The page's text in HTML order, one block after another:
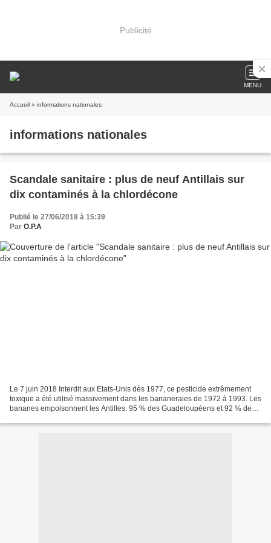
Publicité
MENU
Accueil » informations nationales
informations nationales
Scandale sanitaire : plus de neuf Antillais sur
dix contaminés à la chlordécone
Publié le 27/06/2018 à 15:39
Par O.P.A
Le 7 juin 2018 Interdit aux Etats-Unis dès 1977, ce pesticide extrêmement
toxique a été utilisé massivement dans les bananeraies de 1972 à 1993. Les
bananes empoisonnent les Antilles. 95 % des Guadeloupéens et 92 % des